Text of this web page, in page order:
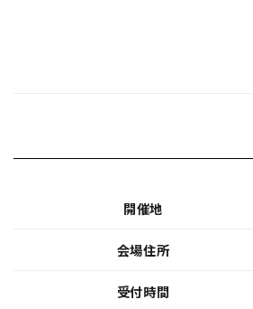
開催地
会場住所
受付時間